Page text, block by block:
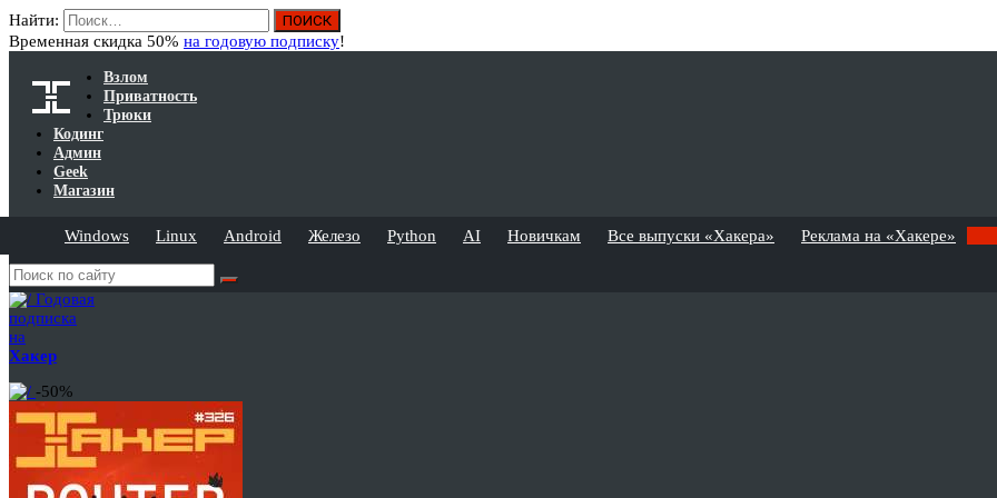
Найти:
Временная скидка 50% на годовую подписку!
Взлом
Приватность
Трюки
Кодинг
Админ
Geek
Магазин
Windows Linux Android Железо Python AI Новичкам Все выпуски «Хакера» Реклама на «Хакере»
Годовая
подписка
на
Хакер
-50%